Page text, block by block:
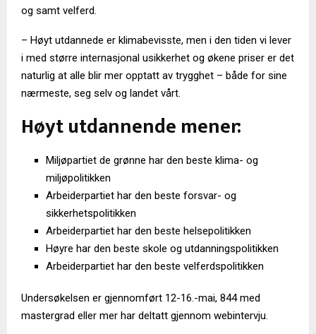
og samt velferd.
– Høyt utdannede er klimabevisste, men i den tiden vi lever
i med større internasjonal usikkerhet og økene priser er det
naturlig at alle blir mer opptatt av trygghet – både for sine
nærmeste, seg selv og landet vårt.
Høyt utdannende mener:
Miljøpartiet de grønne har den beste klima- og
miljøpolitikken
Arbeiderpartiet har den beste forsvar- og
sikkerhetspolitikken
Arbeiderpartiet har den beste helsepolitikken
Høyre har den beste skole og utdanningspolitikken
Arbeiderpartiet har den beste velferdspolitikken
Undersøkelsen er gjennomført 12-16.-mai, 844 med
mastergrad eller mer har deltatt gjennom webintervju.